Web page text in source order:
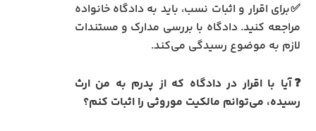
✅برای اقرار و اثبات نسب، باید به دادگاه خانواده
مراجعه کنید. دادگاه با بررسی مدارک و مستندات
لازم به موضوع رسیدگی می‌کند.
❓آیا با اقرار در دادگاه که از پدرم به من ارث
رسیده، می‌توانم مالکیت موروثی را اثبات کنم؟